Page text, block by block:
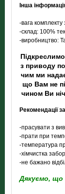
Інша
-вага комплекту
-склад: 100%
-виробництво:
з приводу
чим ми
що Вам не
чином Ви
Рекомендації
-прасувати з
-прати при
-температура
-хімчистка
-не бажано
Дякуємо, що